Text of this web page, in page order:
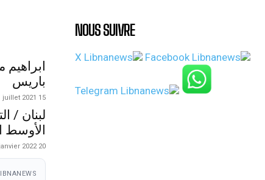
باريس
15 juillet 2021
لبنان /
الأوسط
20 janvier 2022
NOUS SUIVRE